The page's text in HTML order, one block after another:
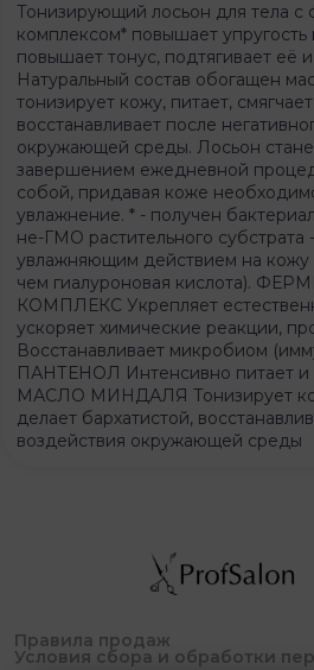
Тонизирующий лосьон для тела
комплексом* повышает упругость
повышает тонус, подтягивает её
Натуральный состав обогащен
тонизирует кожу, питает,
восстанавливает после
окружающей среды. Лосьон
завершением ежедневной
собой, придавая коже
увлажнение. * - получен
не-ГМО растительного субстрата
увлажняющим действием на кожу
чем гиалуроновая кислота).
КОМПЛЕКС Укрепляет
ускоряет химические реакции,
Восстанавливает микробиом
ПАНТЕНОЛ Интенсивно питает и
МАСЛО МИНДАЛЯ Тонизирует
делает бархатистой,
воздействия окружающей среды
Правила продаж
Условия сбора и обработки